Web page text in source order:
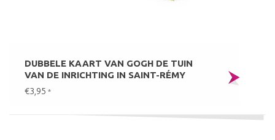
DUBBELE KAART VAN GOGH DE TUIN
VAN DE INRICHTING IN SAINT-RÉMY
€3,95 *